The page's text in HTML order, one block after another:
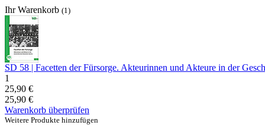
Ihr Warenkorb (1)
SD 58 | Facetten der Fürsorge. Akteurinnen und Akteure in der
1
25,90 €
25,90 €
Warenkorb überprüfen
Weitere Produkte hinzufügen